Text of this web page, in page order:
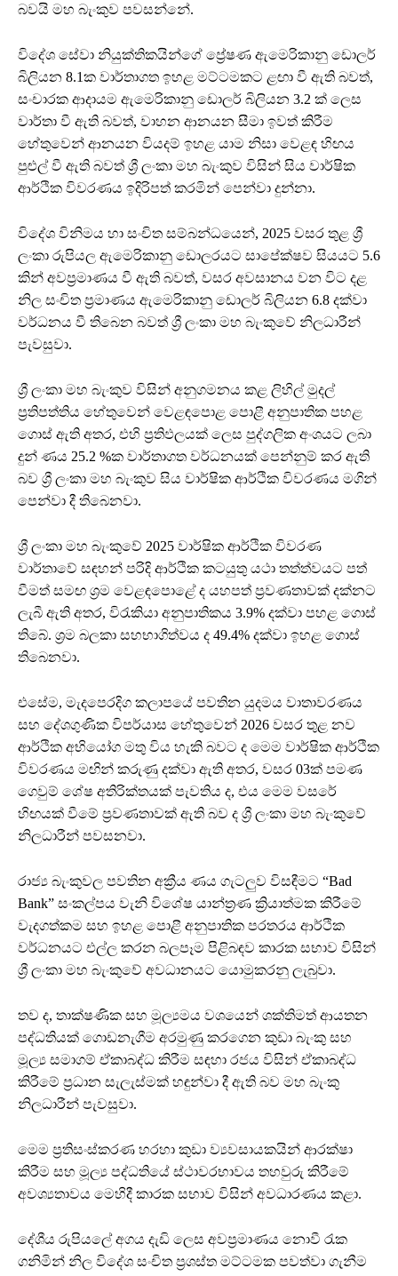
බවයි මහ බැංකුව පවසන්නේ.
විදේශ සේවා නියුක්තිකයින්ගේ ප්‍රේෂණ ඇමෙරිකානු ඩොලර්
බිලියන 8.1ක වාර්තාගත ඉහළ මට්ටමකට ළඟා වී ඇති බවත්,
සංචාරක ආදායම ඇමෙරිකානු ඩොලර් බිලියන 3.2 ක් ලෙස
වාර්තා වී ඇති බවත්, වාහන ආනයන සීමා ඉවත් කිරීම
හේතුවෙන් ආනයන වියදම් ඉහළ යාම නිසා වෙළඳ හිඟය
පුළුල් වී ඇති බවත් ශ්‍රී ලංකා මහ බැංකුව විසින් සිය වාර්ෂික
ආර්ථික විවරණය ඉදිරිපත් කරමින් පෙන්වා දුන්නා.
විදේශ විනිමය හා සංචිත සම්බන්ධයෙන්, 2025 වසර තුළ ශ්‍රී
ලංකා රුපියල ඇමෙරිකානු ඩොලරයට සාපේක්ෂව සියයට 5.6
කින් අවප්‍රමාණය වී ඇති බවත්, වසර අවසානය වන විට දළ
නිල සංචිත ප්‍රමාණය ඇමෙරිකානු ඩොලර් බිලියන 6.8 දක්වා
වර්ධනය වී තිබෙන බවත් ශ්‍රී ලංකා මහ බැංකුවේ නිලධාරීන්
පැවසුවා.
ශ්‍රී ලංකා මහ බැංකුව විසින් අනුගමනය කළ ලිහිල් මුදල්
ප්‍රතිපත්තිය හේතුවෙන් වෙළඳපොළ පොළී අනුපාතික පහළ
ගොස් ඇති අතර, එහි ප්‍රතිඵලයක් ලෙස පුද්ගලික අංශයට ලබා
දුන් ණය 25.2 %ක වාර්තාගත වර්ධනයක් පෙන්නුම් කර ඇති
බව ශ්‍රී ලංකා මහ බැංකුව සිය වාර්ෂික ආර්ථික විවරණය මගින්
පෙන්වා දී තිබෙනවා.
ශ්‍රී ලංකා මහ බැංකුවේ 2025 වාර්ෂික ආර්ථික විවරණ
වාර්තාවේ සඳහන් පරිදි ආර්ථික කටයුතු යථා තත්ත්වයට පත්
වීමත් සමඟ ශ්‍රම වෙළඳපොළේ ද යහපත් ප්‍රවණතාවක් දක්නට
ලැබී ඇති අතර, විරැකියා අනුපාතිකය 3.9% දක්වා පහළ ගොස්
තිබේ. ශ්‍රම බලකා සහභාගිත්වය ද 49.4% දක්වා ඉහළ ගොස්
තිබෙනවා.
එසේම, මැදපෙරදිග කලාපයේ පවතින යුදමය වාතාවරණය
සහ දේශගුණික විපර්යාස හේතුවෙන් 2026 වසර තුළ නව
ආර්ථික අභියෝග මතු විය හැකි බවට ද මෙම වාර්ෂික ආර්ථික
විවරණය මඟින් කරුණු දක්වා ඇති අතර, වසර 03ක් පමණ
ගෙවුම් ශේෂ අතිරික්තයක් පැවතිය ද, එය මෙම වසරේ
හිඟයක් වීමේ ප්‍රවණතාවක් ඇති බව ද ශ්‍රී ලංකා මහ බැංකුවේ
නිලධාරීන් පවසනවා.
රාජ්‍ය බැංකුවල පවතින අක්‍රීය ණය ගැටලුව විසඳීමට “Bad
Bank” සංකල්පය වැනි විශේෂ යාන්ත්‍රණ ක්‍රියාත්මක කිරීමේ
වැදගත්කම සහ ඉහළ පොළී අනුපාතික පරතරය ආර්ථික
වර්ධනයට එල්ල කරන බලපෑම පිළිබඳව කාරක සභාව විසින්
ශ්‍රී ලංකා මහ බැංකුවේ අවධානයට යොමුකරනු ලැබුවා.
තව ද, තාක්ෂණික සහ මූල්‍යමය වශයෙන් ශක්තිමත් ආයතන
පද්ධතියක් ගොඩනැගීම අරමුණු කරගෙන කුඩා බැංකු සහ
මූල්‍ය සමාගම් ඒකාබද්ධ කිරීම සඳහා රජය විසින් ඒකාබද්ධ
කිරීමේ ප්‍රධාන සැලැස්මක් හඳුන්වා දී ඇති බව මහ බැංකු
නිලධාරීන් පැවසුවා.
මෙම ප්‍රතිසංස්කරණ හරහා කුඩා ව්‍යවසායකයින් ආරක්ෂා
කිරීම සහ මූල්‍ය පද්ධතියේ ස්ථාවරභාවය තහවුරු කිරීමේ
අවශ්‍යතාවය මෙහිදී කාරක සභාව විසින් අවධාරණය කළා.
දේශීය රුපියලේ අගය දැඩි ලෙස අවප්‍රමාණය නොවී රැක
ගනිමින් නිල විදේශ සංචිත ප්‍රශස්ත මට්ටමක පවත්වා ගැනීම